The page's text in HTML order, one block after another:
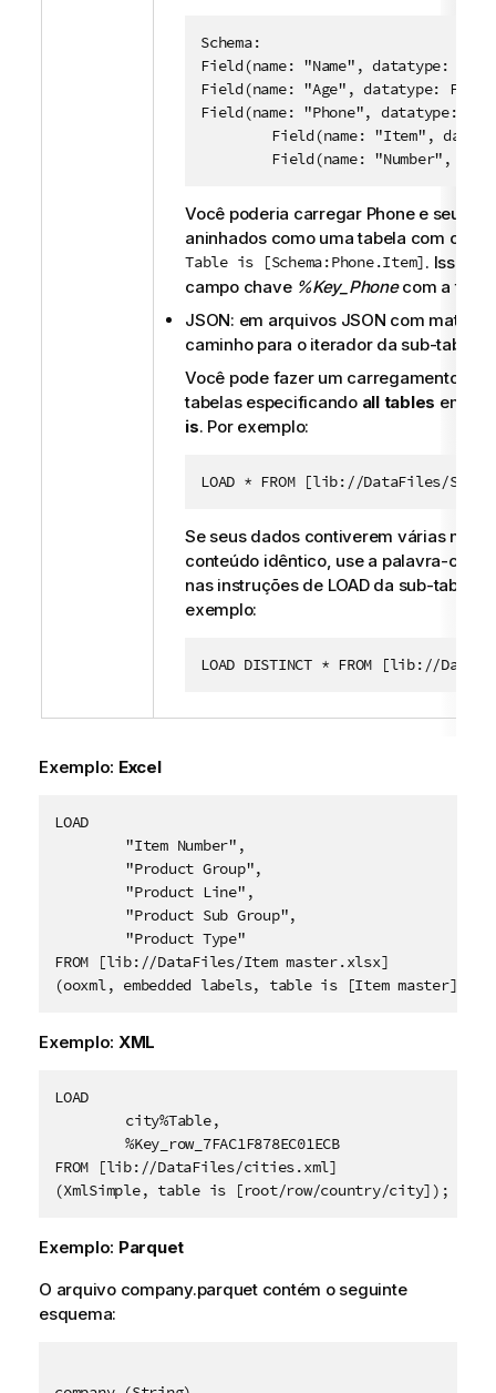
Schema:
Field(name: "Name", datatype:
Field(name: "Age", datatype:
Field(name: "Phone", datatype:
Field(name: "Number",
Você poderia carregar Phone e seus
aninhados como uma tabela com o
Table is [Schema:Phone.Item]. Isso
campo chave %Key_Phonecom a
JSON: em arquivos JSON com
caminho para o iterador da sub-tabela.
Você pode fazer um carregamento de
tabelas especificando all tables em
is. Por exemplo:
LOAD * FROM [lib://DataFiles/
Se seus dados contiverem várias
conteúdo idêntico, use a palavra-
nas instruções de LOAD da sub-tabela.
exemplo:
LOAD DISTINCT * FROM [lib://
Exemplo: Excel
LOAD
FROM [lib://DataFiles/Item master.xlsx]
(ooxml, embedded labels, table is [Item master]);
Exemplo: XML
LOAD
FROM [lib://DataFiles/cities.xml]
Exemplo: Parquet
O arquivo company.parquet contém o seguinte
esquema: